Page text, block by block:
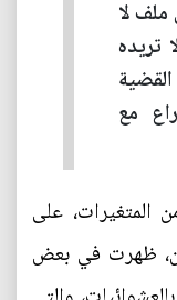
لا
تريده
مع
المتغيرات، على
ظهرت في بعض